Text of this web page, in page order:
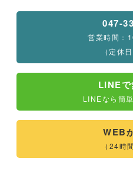
047-
営業時間：
（定休
LINE
LINEなら簡
WEB
（24時